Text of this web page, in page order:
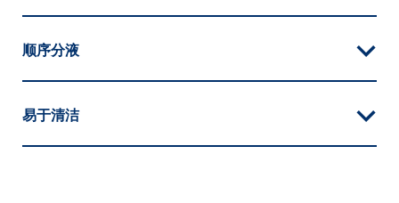
顺序分液
易于清洁